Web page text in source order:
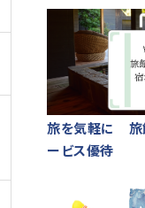
旅を気軽に 旅
ービス優待